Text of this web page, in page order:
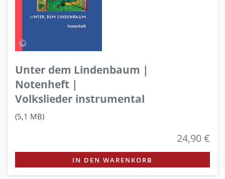
Unter dem Lindenbaum |
Notenheft |
Volkslieder instrumental
(5,1 MB)
24,90 €
IN DEN WARENKORB